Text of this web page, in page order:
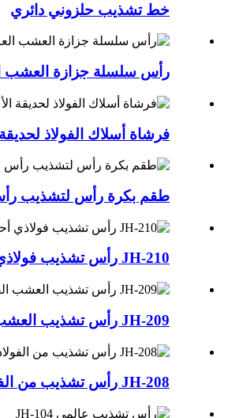
خط تشذيب حلزوني دائري
رأس سلسلة جزازة العشب
فرشاة أسلاك الفولاذ
طقم بكرة رأس لتشذيب رأس
JH-210 رأس تشذيب فولاذي أحمر مع 4 خطوط
JH-209 رأس تشذيب العشب الفولاذي العالمي
JH-208 رأس تشذيب من الفولاذ/الألومنيوم